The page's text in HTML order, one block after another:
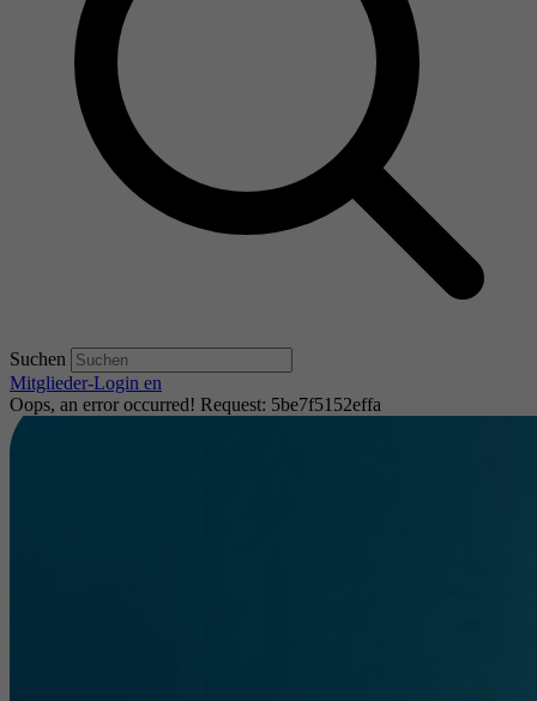
Suchen
Mitglieder-Login en
Oops, an error occurred! Request: 5be7f5152effa